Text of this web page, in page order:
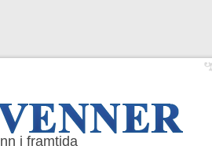
i framtida